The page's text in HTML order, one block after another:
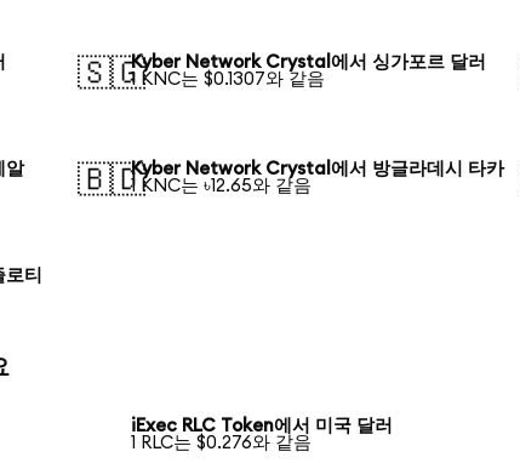
🇸🇬Kyber Network Crystal에서 싱가포르 달러
1 KNC는 $0.1307와 같음
알
🇧🇩Kyber Network Crystal에서 방글라데시 타카
1 KNC는 ৳12.65와 같음
티
iExec RLC Token에서 미국 달러
1 RLC는 $0.276와 같음